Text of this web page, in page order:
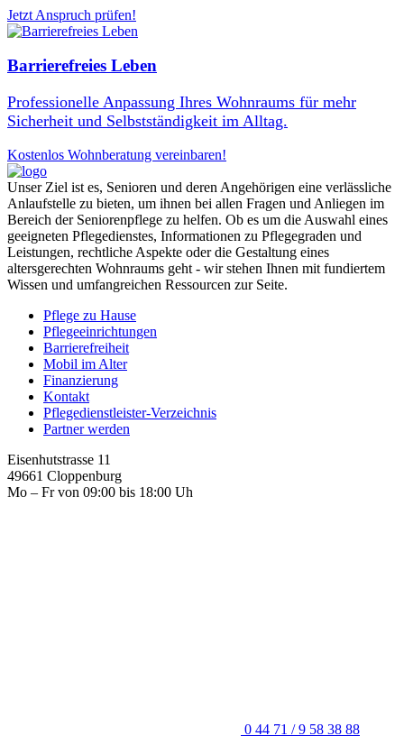
Jetzt Anspruch prüfen!
Barrierefreies Leben
Professionelle Anpassung Ihres Wohnraums für mehr
Sicherheit und Selbstständigkeit im Alltag.
Kostenlos Wohnberatung vereinbaren!
Unser Ziel ist es, Senioren und deren Angehörigen eine verlässliche
Anlaufstelle zu bieten, um ihnen bei allen Fragen und Anliegen im
Bereich der Seniorenpflege zu helfen. Ob es um die Auswahl eines
geeigneten Pflegedienstes, Informationen zu Pflegegraden und
Leistungen, rechtliche Aspekte oder die Gestaltung eines
altersgerechten Wohnraums geht - wir stehen Ihnen mit fundiertem
Wissen und umfangreichen Ressourcen zur Seite.
Pflege zu Hause
Pflegeeinrichtungen
Barrierefreiheit
Mobil im Alter
Finanzierung
Kontakt
Pflegedienstleister-Verzeichnis
Partner werden
Eisenhutstrasse 11
49661 Cloppenburg
Mo – Fr von 09:00 bis 18:00 Uh
0 44 71 / 9 58 38 88